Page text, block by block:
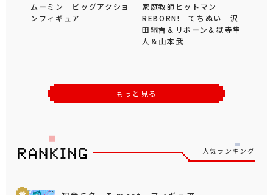
ムーミン ビッグアクショ
ンフィギュア
家庭教師ヒットマン
REBORN! てちぬい 沢
田綱吉＆リボーン＆獄寺隼
人＆山本武
もっと見る
人気ランキング